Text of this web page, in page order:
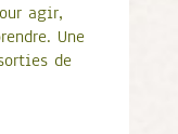
agir,
Une
de